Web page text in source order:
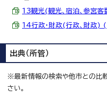
13観光(観光、宿泊、参
14行政・財政(行政、財
出典（所管）
※最新情報の検索や他市との比較
さい。